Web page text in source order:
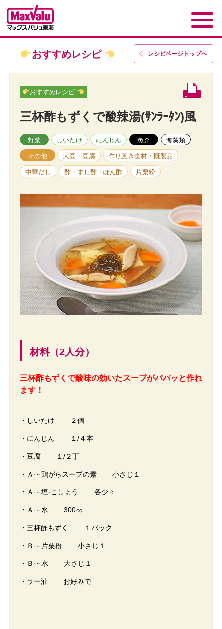
レシピページトップへ
おすすめレシピ
おすすめレシピ
三杯酢もずくで酸辣湯(ｻﾝﾗｰﾀﾝ)風
野菜 しいたけ にんじん 魚介 海藻類
その他 大豆・豆腐 作り置き食材・既製品
中華だし 酢・すし酢・ぽん酢 片栗粉
材料（2人分）
三杯酢もずくで酸味の効いたスープがパパッと作れ
ます！
・しいたけ ２個
・にんじん １/４本
・豆腐 １/２丁
・Ａ···鶏がらスープの素 小さじ１
・Ａ···塩·こしょう 各少々
・Ａ···水 300㏄
・三杯酢もずく １パック
・Ｂ···片栗粉 小さじ１
・Ｂ···水 大さじ１
・ラー油 お好みで